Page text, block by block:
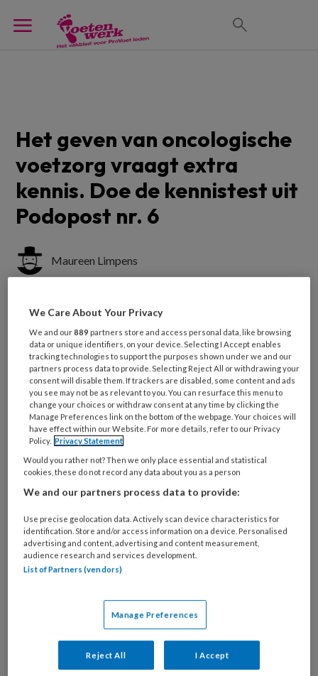
Het geven van oncologische
voetzorg vraagt extra
kennis. Doe de kennistest uit
Podopost nr. 6
Maureen Limpens
Onlangs is het BKD Oncologie verschenen dat
Medisch Pedicure Oncologie moet voldoen.
Speciale reden voor Podopost om extra aandacht te
besteden aan de oncologische voetzorg. Wat weet
jij over oncologische voetzorg. Doe mee aan de
kennistoets. Wat je kunt winnen lees je opde
volgende pagina.
Reageer op dit artikel Deel dit artikel
Oncodermatologie oncologische voet
We Care About Your Privacy
We and our889 partners store and access personal data, like browsing
data or unique identifiers, on your device. Selecting I Accept enables
tracking technologies to support the purposes shown under we and our
partners process data to provide. Selecting Reject All or withdrawing your
consent will disable them. If trackers are disabled, some content and ads
you see may not be as relevant to you. You can resurface this menu to
change your choices or withdraw consent at any time by clicking the
Manage Preferences link on the bottom of the webpage. Your choices will
have effect within our Website. For more details, refer to our Privacy
Policy. Privacy Statement
Would you rather not? Then we only place essential and statistical
cookies, these do not record any data about you as a person
We and our partners process data to provide:
Use precise geolocation data. Actively scan device characteristics for
identification. Store and/or access information on a device. Personalised
advertising and content, advertising and content measurement,
audience research and services development.
List of Partners (vendors)
Manage Preferences
Reject All I Accept